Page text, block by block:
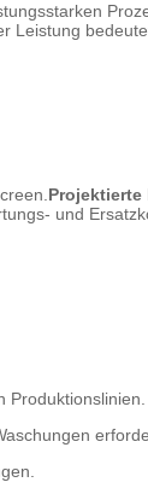
Projektierte
und